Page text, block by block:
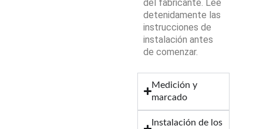
del fabricante. Lee
detenidamente las
instrucciones de
instalación antes
de comenzar.
Medición y
marcado
Instalación de los